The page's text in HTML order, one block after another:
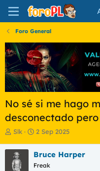
Foro General
No sé si me hago
desconectado
I
i
c
i
Slk
F
h
a
2 Sep 2025
Bruce Harper
Freak